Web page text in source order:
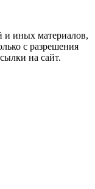
и иных материалов,
с разрешения
на сайт.